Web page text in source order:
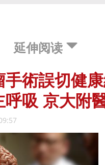
延伸阅读
手術誤切健
呼吸 京大附